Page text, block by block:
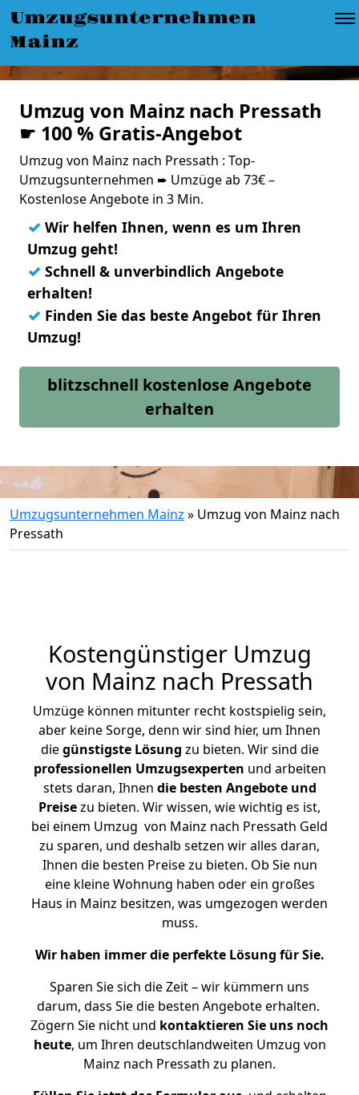
Umzugsunternehmen
Mainz
Umzug von Mainz nach Pressath
☛ 100 % Gratis-Angebot
Umzug von Mainz nach Pressath : Top-
Umzugsunternehmen ➨ Umzüge ab 73€ –
Kostenlose Angebote in 3 Min.
✓ Wir helfen Ihnen, wenn es um Ihren
Umzug geht!
✓ Schnell & unverbindlich Angebote
erhalten!
✓ Finden Sie das beste Angebot für Ihren
Umzug!
blitzschnell kostenlose Angebote
erhalten
Umzugsunternehmen Mainz » Umzug von Mainz nach
Pressath
Kostengünstiger Umzug
von Mainz nach Pressath
Umzüge können mitunter recht kostspielig sein,
aber keine Sorge, denn wir sind hier, um Ihnen
diegünstigste Lösung zu bieten. Wir sind die
professionellen Umzugsexperten und arbeiten
stets daran, Ihnen die besten Angebote und
Preisezu bieten. Wir wissen, wie wichtig es ist,
bei einem Umzug von Mainz nach Pressath Geld
zu sparen, und deshalb setzen wir alles daran,
Ihnen die besten Preise zu bieten. Ob Sie nun
eine kleine Wohnung haben oder ein großes
Haus in Mainz besitzen, was umgezogen werden
muss.
Wir haben immer die perfekte Lösung für Sie.
Sparen Sie sich die Zeit – wir kümmern uns
darum, dass Sie die besten Angebote erhalten.
Zögern Sie nicht und kontaktieren Sie uns noch
heute, um Ihren deutschlandweiten Umzug von
Mainz nach Pressath zu planen.